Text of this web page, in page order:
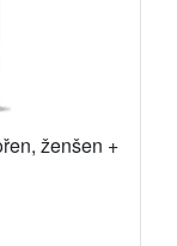
ženšen +